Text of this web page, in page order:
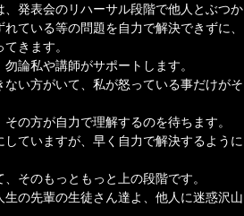
発表会のリハーサル段階で他人とぶつか
ている等の問題を自力で解決できずに、
きます。
論私や講師がサポートします。
い方がいて、私が怒っている事だけがそ
の方が自力で理解するのを待ちます。
ていますが、早く自力で解決するように
そのもっともっと上の段階です。
の先輩の生徒さん達よ、他人に迷惑沢山